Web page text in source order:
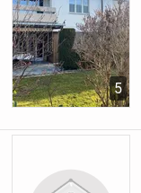
5